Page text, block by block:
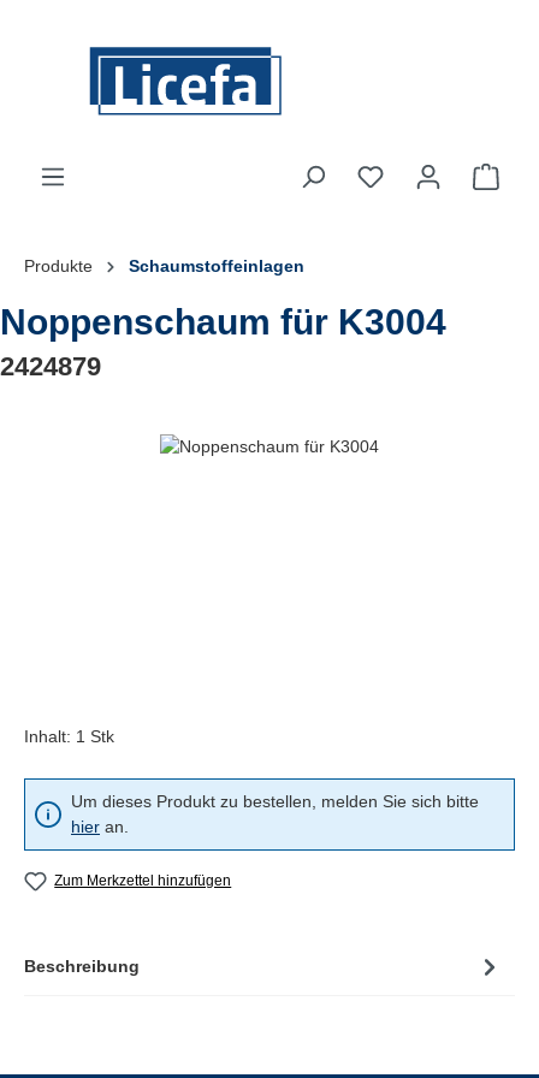
Du hast 0
Produkte Schaumstoffeinlagen
Noppenschaum für K3004
2424879
Bildergalerie überspringen
Inhalt: 1 Stk
Um dieses Produkt zu bestellen, melden Sie sich bitte
hier an.
Zum Merkzettel hinzufügen
Beschreibung